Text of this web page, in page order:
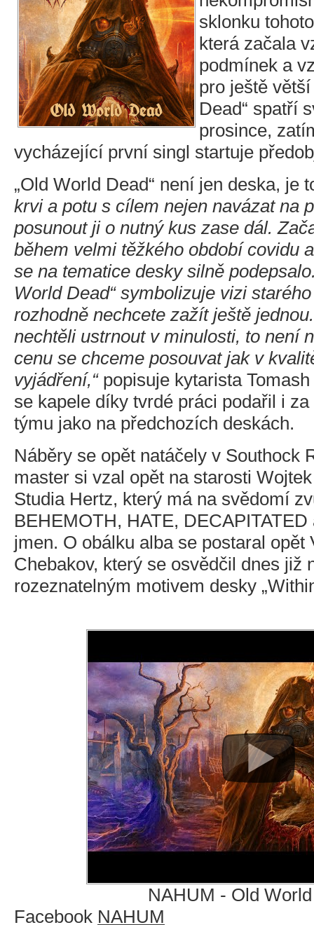
sklonku
která začala
podmínek a
pro ještě
Dead“ spatří
prosince,
vycházející první singl startuje
„Old World Dead“ není jen deska, je
krvi a potu s cílem nejen navázat na
posunout ji o nutný kus zase dál.
během velmi těžkého období covidu
se na tematice desky silně
World Dead“ symbolizuje vizi
rozhodně nechcete zažít ještě
nechtěli ustrnout v minulosti, to není
cenu se chceme posouvat jak v
vyjádření,“popisuje kytarista
se kapele díky tvrdé práci podařil i
týmu jako na předchozích deskách.
Náběry se opět natáčely v Southock
master si vzal opět na starosti
Studia Hertz, který má na svědomí
BEHEMOTH, HATE,
jmen. O obálku alba se postaral opět
Chebakov, který se osvědčil dnes již
rozeznatelným motivem desky
NAHUM - Old
Facebook NAHUM